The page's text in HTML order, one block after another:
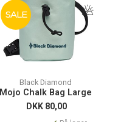
SALE
Black Diamond
Mojo Chalk Bag Large
DKK 80,00